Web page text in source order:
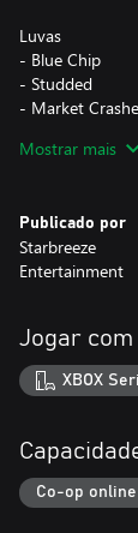
Luvas
- Blue Chip
- Studded
- Market
- Big Bad
- Rabbit Season
- Bear Market
O pacote de
& Greed.
Mostrar mais
Publicado por
Starbreeze
Entertainment
Jogar com
XBOX
Co-op online